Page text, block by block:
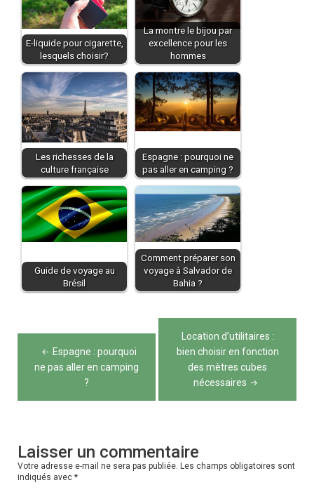
E-liquide pour cigarette,
lesquels choisir?
La montre le bijou par
excellence pour les
hommes
Les richesses de la
culture française
Espagne : pourquoi ne
pas aller en camping ?
Guide de voyage au
Brésil
Comment préparer son
voyage à Salvador de
Bahia ?
Navigation
de
l’article
Espagne : pourquoi
ne pas aller en camping
?
Location d’utilitaires :
bien choisir en fonction
des mètres cubes
nécessaires
Laisser un commentaire
Votre adresse e-mail ne sera pas publiée. Les champs obligatoires sont
indiqués avec *